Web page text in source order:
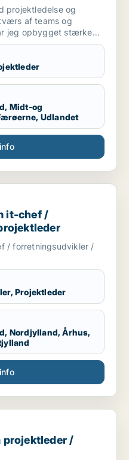
projektledelse og
af teams og
jeg opbygget stærke
af processer,
og
samt
der skaber værdi.
til at bevare
sikre gode
målrettet og
sætte mig ind i nye
kan bruge mine
at være en del af en
tillid og faglig
Midt-og
Udlandet
/ forretningsudvikler /
it-chef /
/ forretningsudvikler /
Projektleder
Nordjylland, Århus,
/ afdelingsleder
projektleder /